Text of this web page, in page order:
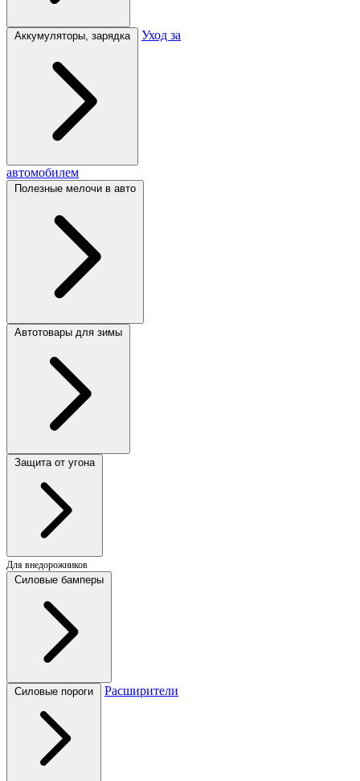
Аккумуляторы, зарядка Уход за
автомобилем
Полезные мелочи в авто
Автотовары для зимы
Защита от угона
Для внедорожников
Силовые бамперы
Силовые пороги Расширители